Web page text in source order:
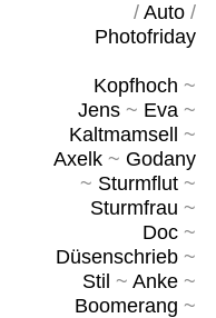
/ Auto/
Photofriday
Kopfhoch ~
Jens~ Eva~
Kaltmamsell
~
Axelk~ Godany
~ Sturmflut~
Sturmfrau ~
Doc~
Düsenschrieb~
Stil ~ Anke~
Boomerang ~